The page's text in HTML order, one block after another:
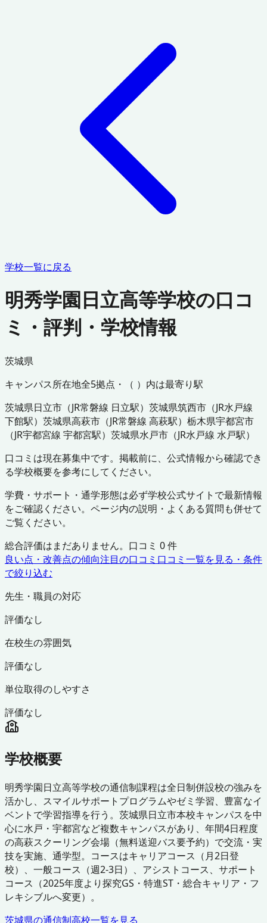
学校一覧に戻る
明秀学園日立高等学校の口コ
ミ・評判・学校情報
茨城県
キャンパス所在地全5拠点・（ ）内は最寄り駅
茨城県日立市 （JR常磐線 日立駅） 茨城県筑西市 （JR水戸線
下館駅） 茨城県高萩市 （JR常磐線 高萩駅） 栃木県宇都宮市
（JR宇都宮線 宇都宮駅） 茨城県水戸市 （JR水戸線 水戸駅）
口コミは現在募集中です。掲載前に、公式情報から確認でき
る学校概要を参考にしてください。
学費・サポート・通学形態は必ず学校公式サイトで最新情報
をご確認ください。ページ内の説明・よくある質問も併せて
ご覧ください。
総合評価はまだありません。口コミ 0件
良い点・改善点の傾向注目の口コミ 口コミ一覧を見る・条件
で絞り込む
先生・職員の対応
評価なし
在校生の雰囲気
評価なし
単位取得のしやすさ
評価なし
学校概要
明秀学園日立高等学校の通信制課程は全日制併設校の強みを
活かし、スマイルサポートプログラムやゼミ学習、豊富なイ
ベントで学習指導を行う。茨城県日立市本校キャンパスを中
心に水戸・宇都宮など複数キャンパスがあり、年間4日程度
の高萩スクーリング会場（無料送迎バス要予約）で交流・実
技を実施、通学型。コースはキャリアコース（月2日登
校）、一般コース（週2-3日）、アシストコース、サポート
コース（2025年度より探究GS・特進ST・総合キャリア・フ
レキシブルへ変更）。
茨城県の通信制高校一覧を見る